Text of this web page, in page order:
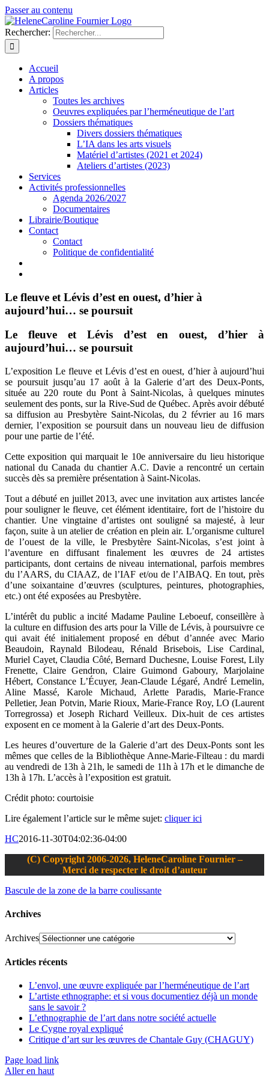
Passer au contenu
Rechercher:
Accueil
A propos
Articles
Toutes les archives
Oeuvres expliquées par l’herméneutique de l’art
Dossiers thématiques
Divers dossiers thématiques
L’IA dans les arts visuels
Matériel d’artistes (2021 et 2024)
Ateliers d’artistes (2023)
Services
Activités professionnelles
Agenda 2026/2027
Documentaires
Librairie/Boutique
Contact
Contact
Politique de confidentialité
Le fleuve et Lévis d’est en ouest, d’hier à
aujourd’hui… se poursuit
Le fleuve et Lévis d’est en ouest, d’hier à
aujourd’hui… se poursuit
L’exposition Le fleuve et Lévis d’est en ouest, d’hier à aujourd’hui
se poursuit jusqu’au 17 août à la Galerie d’art des Deux-Ponts,
située au 220 route du Pont à Saint-Nicolas, à quelques minutes
seulement des ponts, sur la Rive-Sud de Québec. Après avoir débuté
sa diffusion au Presbytère Saint-Nicolas, du 2 février au 16 mars
dernier, l’exposition se poursuit dans un nouveau lieu de diffusion
pour une partie de l’été.
Cette exposition qui marquait le 10e anniversaire du lieu historique
national du Canada du chantier A.C. Davie a rencontré un certain
succès dès sa première présentation à Saint-Nicolas.
Tout a débuté en juillet 2013, avec une invitation aux artistes lancée
pour souligner le fleuve, cet élément identitaire, fort de l’histoire du
chantier. Une vingtaine d’artistes ont souligné sa majesté, à leur
façon, suite à un atelier de création en plein air. L’organisme culturel
de l’ouest de la ville, le Presbytère Saint-Nicolas, s’est joint à
l’aventure en diffusant finalement les œuvres de 24 artistes
participants, dont certains de niveau international, parfois membres
du l’AARS, du CIAAZ, de l’IAF et/ou de l’AIBAQ. En tout, près
d’une soixantaine d’œuvres (sculptures, peintures, photographies,
etc.) ont été exposées au Presbytère.
L’intérêt du public a incité Madame Pauline Leboeuf, conseillère à
la culture en diffusion des arts pour la Ville de Lévis, à poursuivre ce
qui avait été initialement proposé en début d’année avec Mario
Beaudoin, Raynald Bilodeau, Rénald Brisebois, Lise Cardinal,
Muriel Cayet, Claudia Côté, Bernard Duchesne, Louise Forest, Lily
Frenette, Claire Gendron, Claire Guimond Gaboury, Marjolaine
Hébert, Constance L’Écuyer, Jean-Claude Légaré, André Lemelin,
Aline Massé, Karole Michaud, Arlette Paradis, Marie-France
Pelletier, Jean Potvin, Marie Rioux, Marie-France Roy, LO (Laurent
Torregrossa) et Joseph Richard Veilleux. Dix-huit de ces artistes
exposent en ce moment à la Galerie d’art des Deux-Ponts.
Les heures d’ouverture de la Galerie d’art des Deux-Ponts sont les
mêmes que celles de la Bibliothèque Anne-Marie-Filteau : du mardi
au vendredi de 13h à 21h, le samedi de 11h à 17h et le dimanche de
13h à 17h. L’accès à l’exposition est gratuit.
Crédit photo: courtoisie
Lire également l’article sur le même sujet: cliquer ici
HC2016-11-30T04:02:36-04:00
(C) Copyright 2006-2026, HeleneCaroline Fournier –
Merci de respecter le droit d’auteur
Bascule de la zone de la barre coulissante
Archives
Archives
Articles récents
L’envol, une œuvre expliquée par l’herméneutique de l’art
L’artiste ethnographe: et si vous documentiez déjà un monde
sans le savoir ?
L’ethnographie de l’art dans notre société actuelle
Le Cygne royal expliqué
Critique d’art sur les œuvres de Chantale Guy (CHAGUY)
Page load link
Aller en haut